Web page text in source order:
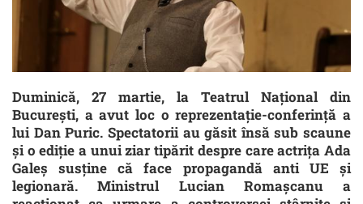
Duminică, 27 martie, la Teatrul Național din
București, a avut loc o reprezentație-conferință a
lui Dan Puric. Spectatorii au găsit însă sub scaune
și o ediție a unui ziar tipărit despre care actrița Ada
Galeș susține că face propagandă anti UE și
legionară. Ministrul Lucian Romașcanu a